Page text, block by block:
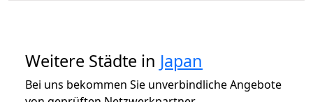
Weitere Städte in Japan
Bei uns bekommen Sie unverbindliche Angebote